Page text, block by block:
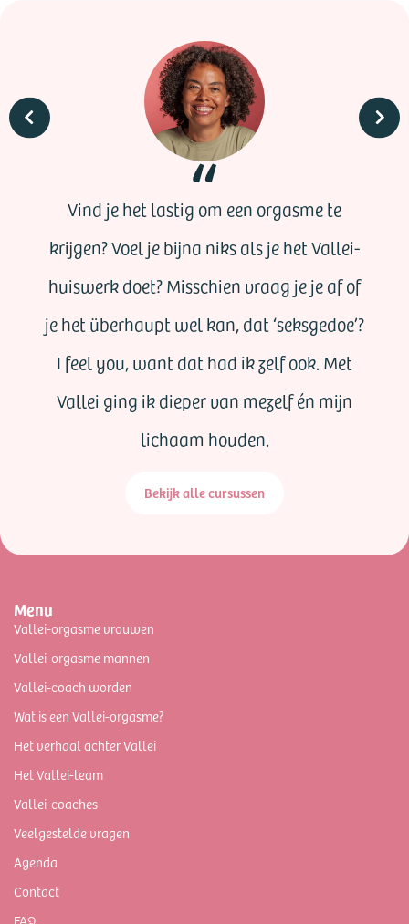
Vind je het lastig om een orgasme te
krijgen? Voel je bijna niks als je het Vallei-
huiswerk doet? Misschien vraag je je af of
je het überhaupt wel kan, dat ‘seksgedoe’?
I feel you, want dat had ik zelf ook. Met
Vallei ging ik dieper van mezelf én mijn
lichaam houden.
Bekijk alle cursussen
Menu
Vallei-orgasme vrouwen
Vallei-orgasme mannen
Vallei-coach worden
Wat is een Vallei-orgasme?
Het verhaal achter Vallei
Het Vallei-team
Vallei-coaches
Veelgestelde vragen
Agenda
Contact
FAQ